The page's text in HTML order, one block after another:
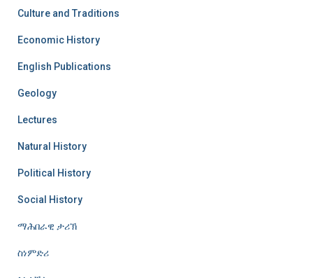
Culture and Traditions
Economic History
English Publications
Geology
Lectures
Natural History
Political History
Social History
ማሕበራዊ ታሪኽ
ስነምድሪ